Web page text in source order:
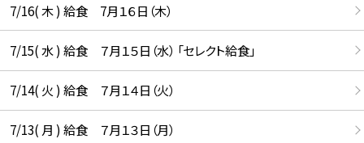
7/16( 木 ) 給食 7月１６日（木）
7/15( 水 ) 給食 ７月１５日（水） 「セレクト給食」
7/14( 火 ) 給食 ７月１４日（火）
7/13( 月 ) 給食 ７月１３日（月）